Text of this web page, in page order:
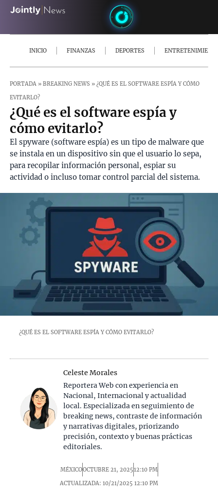
INICIO FINANZAS DEPORTES
PORTADA » BREAKING NEWS » ¿QUÉ ES EL SOFTWARE ESPÍA Y CÓMO
EVITARLO?
¿Qué es el software espía y
cómo evitarlo?
El spyware (software espía) es un tipo de malware que
se instala en un dispositivo sin que el usuario lo sepa,
para recopilar información personal, espiar su
actividad o incluso tomar control parcial del sistema.
¿QUÉ ES EL SOFTWARE ESPÍA Y CÓMO EVITARLO?
Celeste Morales
Reportera Web con experiencia en
Nacional, Internacional y actualidad
local. Especializada en seguimiento de
breaking news, contraste de información
y narrativas digitales, priorizando
precisión, contexto y buenas prácticas
editoriales.
MÉXICOOCTUBRE 21, 202512:10 PM
ACTUALIZADA: 10/21/2025 12:10 PM